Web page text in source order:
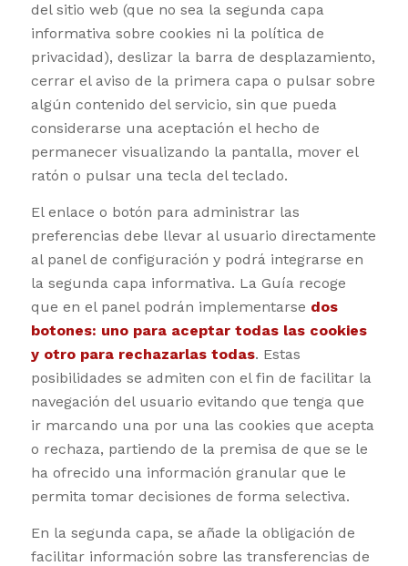
del sitio web (que no sea la segunda capa
informativa sobre cookies ni la política de
privacidad), deslizar la barra de desplazamiento,
cerrar el aviso de la primera capa o pulsar sobre
algún contenido del servicio, sin que pueda
considerarse una aceptación el hecho de
permanecer visualizando la pantalla, mover el
ratón o pulsar una tecla del teclado.
El enlace o botón para administrar las
preferencias debe llevar al usuario directamente
al panel de configuración y podrá integrarse en
la segunda capa informativa. La Guía recoge
que en el panel podrán implementarse dos
botones: uno para aceptar todas las cookies
y otro para rechazarlas todas. Estas
posibilidades se admiten con el fin de facilitar la
navegación del usuario evitando que tenga que
ir marcando una por una las cookies que acepta
o rechaza, partiendo de la premisa de que se le
ha ofrecido una información granular que le
permita tomar decisiones de forma selectiva.
En la segunda capa, se añade la obligación de
facilitar información sobre las transferencias de